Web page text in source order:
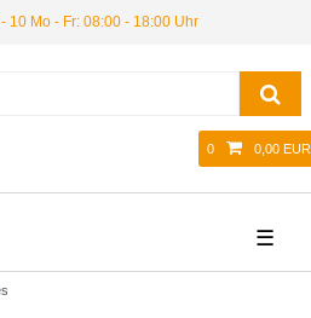
10 Mo - Fr: 08:00 - 18:00 Uhr
0 0,00 EUR
☰